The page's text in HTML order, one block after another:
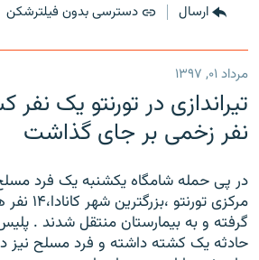
ارسال دسترسی بدون فیلترشکن
مرداد ۰۱, ۱۳۹۷
نفر زخمی بر جای گذاشت
در پی حمله شامگاه یکشنبه یک فرد
مرکزی
گرفته و به بیمارستان منتقل شدند .
حادثه یک کشته داشته و فرد مسلح نیز